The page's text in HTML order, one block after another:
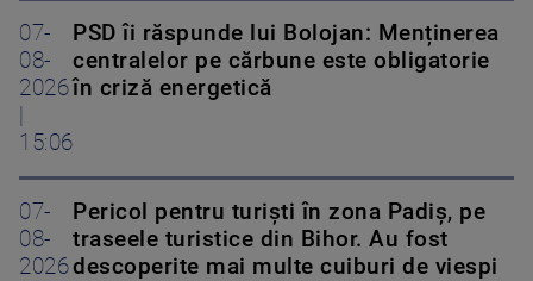
07-
08-
2026
15:06
PSD îi răspunde lui Bolojan: Menținerea
centralelor pe cărbune este obligatorie
în criză energetică
07-
08-
2026
Pericol pentru turiști în zona Padiș, pe
traseele turistice din Bihor. Au fost
descoperite mai multe cuiburi de viespi